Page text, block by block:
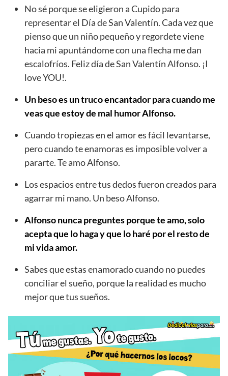
No sé porque se eligieron a Cupido para
representar el Día de San Valentín. Cada vez que
pienso que un niño pequeño y regordete viene
hacia mi apuntándome con una flecha me dan
escalofríos. Feliz día de San Valentín Alfonso. ¡I
love YOU!.
Un beso es un truco encantador para cuando me
veas que estoy de mal humor Alfonso.
Cuando tropiezas en el amor es fácil levantarse,
pero cuando te enamoras es imposible volver a
pararte. Te amo Alfonso.
Los espacios entre tus dedos fueron creados para
agarrar mi mano. Un beso Alfonso.
Alfonso nunca preguntes porque te amo, solo
acepta que lo haga y que lo haré por el resto de
mi vida amor.
Sabes que estas enamorado cuando no puedes
conciliar el sueño, porque la realidad es mucho
mejor que tus sueños.